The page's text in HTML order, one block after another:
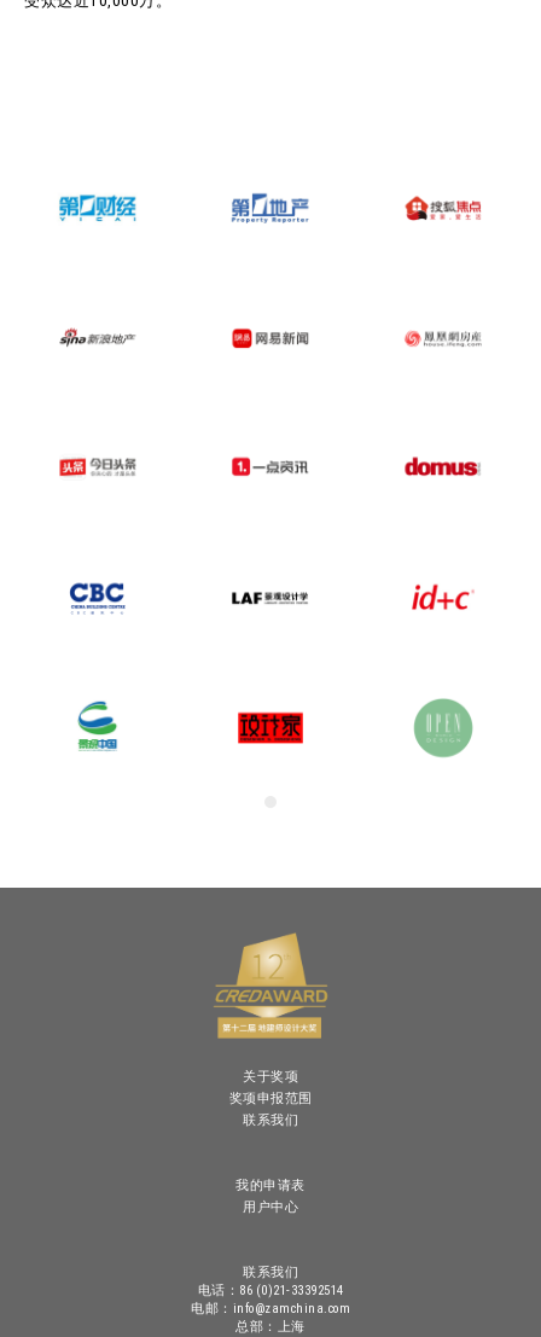
关于奖项
奖项申报范围
联系我们
我的申请表
用户中心
联系我们
电话：86 (0)21-33392514
电邮：info@zamchina.com
总部：上海